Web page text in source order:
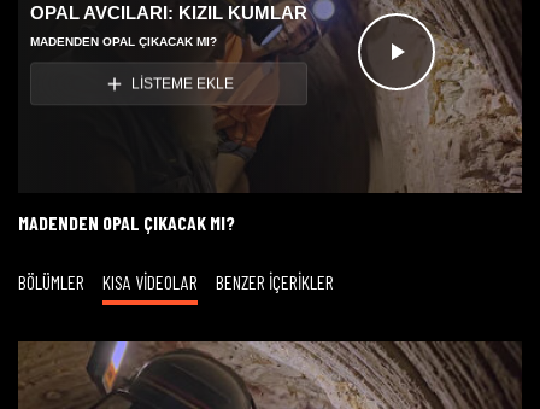
Videoyu
Oynat
OPAL AVCILARI: KIZIL KUMLAR
MADENDEN OPAL ÇIKACAK MI?
LİSTEME EKLE
MADENDEN OPAL ÇIKACAK MI?
BÖLÜMLER KISA VİDEOLAR BENZER İÇERİKLER